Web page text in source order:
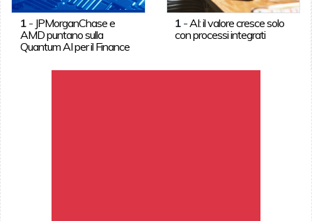
1- JPMorganChase e
AMD puntano sulla
Quantum AI per il Finance
1 -AI: il valore cresce solo
con processi integrati